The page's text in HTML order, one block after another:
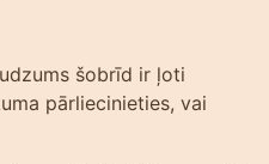
šobrīd ir ļoti
pārliecinieties, vai